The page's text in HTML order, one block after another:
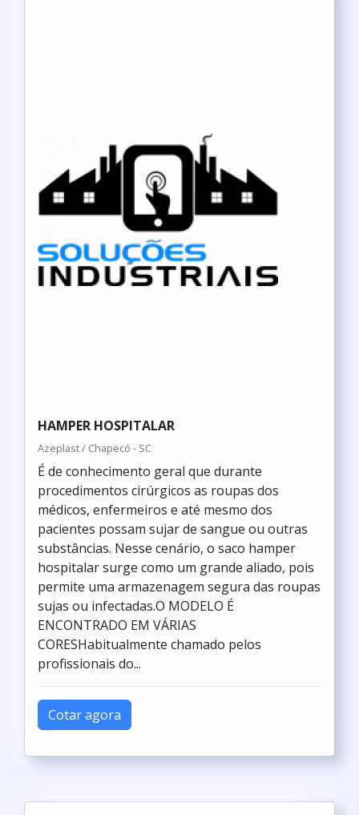
HAMPER HOSPITALAR
Azeplast / Chapecó - SC
É de conhecimento geral que durante
procedimentos cirúrgicos as roupas dos
médicos, enfermeiros e até mesmo dos
pacientes possam sujar de sangue ou outras
substâncias. Nesse cenário, o saco hamper
hospitalar surge como um grande aliado, pois
permite uma armazenagem segura das roupas
sujas ou infectadas.O MODELO É
ENCONTRADO EM VÁRIAS
CORESHabitualmente chamado pelos
profissionais do...
Cotar agora